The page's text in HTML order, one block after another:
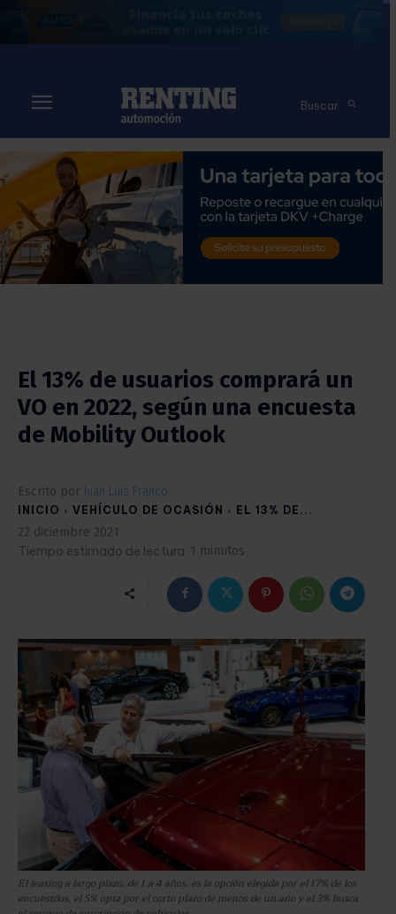
Buscar
El 13% de usuarios comprará un
VO en 2022, según una encuesta
de Mobility Outlook
Escrito por Juan Luis Franco
INICIO VEHÍCULO DE OCASIÓN EL 13% DE...
22 diciembre 2021
Tiempo estimado de lectura: 1 minutos
El leasing a largo plazo, de 1 a 4 años, es la opción elegida por el 17% de los
encuestdos, el 5% opta por el corto plazo de menos de un año y el 3% busca